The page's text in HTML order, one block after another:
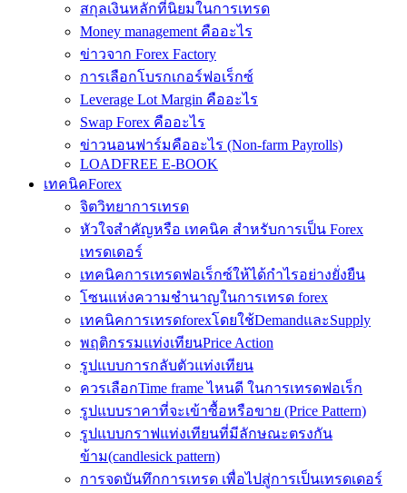
สกุลเงินหลักที่นิยมในการเทรด
Money management คืออะไร
ข่าวจาก Forex Factory
การเลือกโบรกเกอร์ฟอเร็กซ์
Leverage Lot Margin คืออะไร
Swap Forex คืออะไร
ข่าวนอนฟาร์มคืออะไร (Non-farm Payrolls)
LOADFREE E-BOOK
เทคนิคForex
จิตวิทยาการเทรด
หัวใจสำคัญหรือ เทคนิค สำหรับการเป็น Forex
เทรดเดอร์
เทคนิคการเทรดฟอเร็กซ์ให้ได้กำไรอย่างยั่งยืน
โซนแห่งความชำนาญในการเทรด forex
เทคนิคการเทรดforexโดยใช้DemandและSupply
พฤติกรรมแท่งเทียนPrice Action
รูปแบบการกลับตัวแท่งเทียน
ควรเลือกTime frame ไหนดี ในการเทรดฟอเร็ก
รูปแบบราคาที่จะเข้าซื้อหรือขาย (Price Pattern)
รูปแบบกราฟแท่งเทียนที่มีลักษณะตรงกัน
ข้าม(candlesick pattern)
การจดบันทึกการเทรด เพื่อไปสู่การเป็นเทรดเดอร์